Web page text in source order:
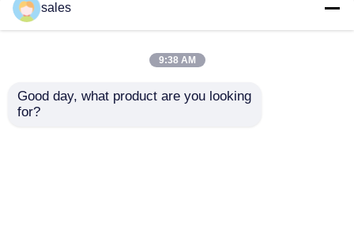
डाइविंग स्नोर्कल मास्क
मोटोक्रॉस रेसिंग गॉगल्स
साइटमैप
Privacy Policy
गुणवत्ताएंटी फॉग स्विमिंग गॉगल्सचीन का कारखाना.Copyright
sales
9:38 AM
Good day, what product are you looking
for?